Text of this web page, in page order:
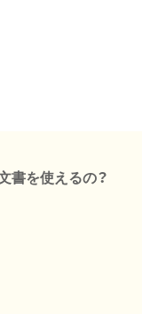
書を使えるの？